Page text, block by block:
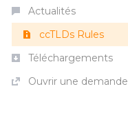
Actualités
ccTLDs Rules
Téléchargements
Ouvrir une demande